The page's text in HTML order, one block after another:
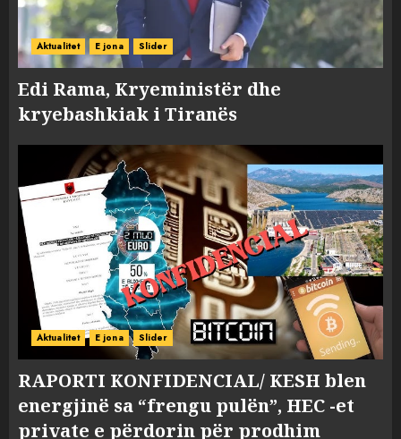
Aktualitet E jona Slider
Edi Rama, Kryeministër dhe
kryebashkiak i Tiranës
Aktualitet E jona Slider
RAPORTI KONFIDENCIAL/ KESH blen
energjinë sa “frengu pulën”, HEC -et
private e përdorin për prodhim